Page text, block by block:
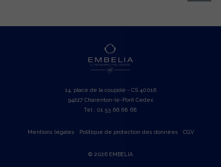
14, place de la coupole - CS 40016
94227 Charenton-le-Pont Cedex
Tel : 01 53 66 68 68
© 2026 EMBELIA
Mentions légales Politique de protection des données CGV